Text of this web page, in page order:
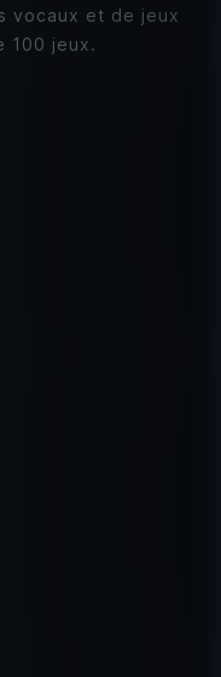
vocaux et de jeux
100 jeux.